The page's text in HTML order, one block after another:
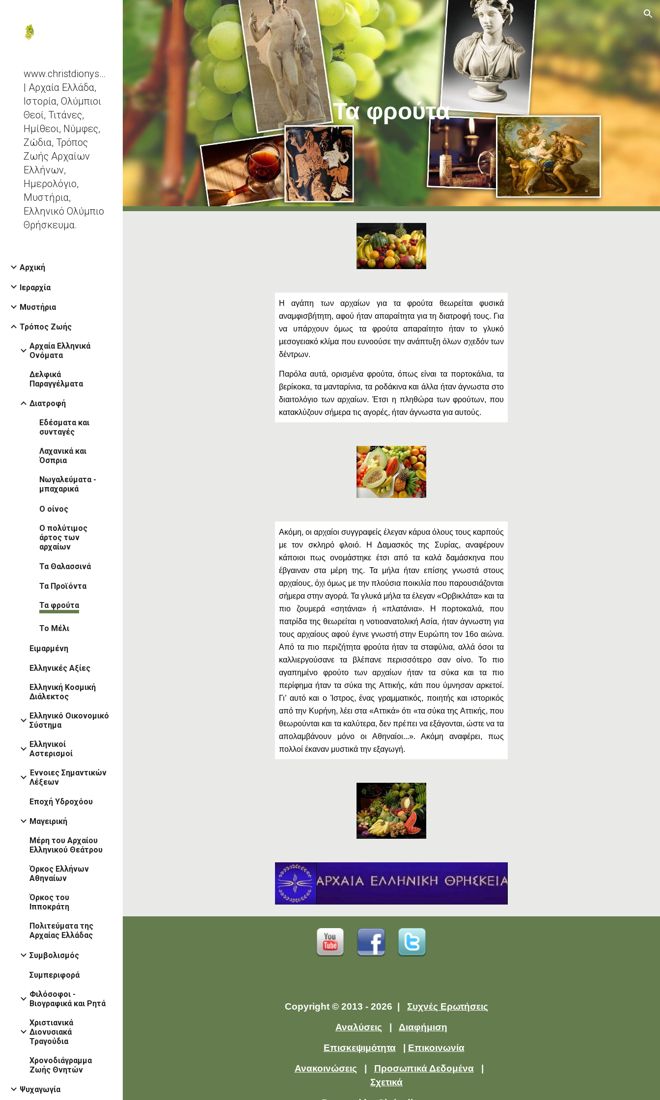
Skip to main content Skip to navigation
www.christdionysos.com
| Αρχαία Ελλάδα,
Ιστορία, Ολύμπιοι
Θεοί, Τιτάνες,
Ημίθεοι, Νύμφες,
Ζώδια, Τρόπος
Ζωής Αρχαίων
Ελλήνων,
Ημερολόγιο,
Μυστήρια,
Ελληνικό Ολύμπιο
Θρήσκευμα.
Αρχική
Ιεραρχία
Μυστήρια
Τρόπος Ζωής
Αρχαία Ελληνικά
Ονόματα
Δελφικά
Παραγγέλματα
Διατροφή
Εδέσματα και
συνταγές
Λαχανικά και
Όσπρια
Νωγαλεύματα -
μπαχαρικά
Ο οίνος
Ο πολύτιμος
άρτος των
αρχαίων
Τα Θαλασσινά
Τα Προϊόντα
Τα φρούτα
Το Μέλι
Ειμαρμένη
Ελληνικές Αξίες
Ελληνική Κοσμική
Διάλεκτος
Ελληνικό Οικονομικό
Σύστημα
Ελληνικοί
Αστερισμοί
Έννοιες Σημαντικών
Λέξεων
Εποχή Υδροχόου
Μαγειρική
Μέρη του Αρχαίου
Ελληνικού Θεάτρου
Όρκος Ελλήνων
Αθηναίων
Όρκος του
Ιπποκράτη
Πολιτεύματα της
Αρχαίας Ελλάδας
Συμβολισμός
Συμπεριφορά
Φιλόσοφοι -
Βιογραφικά και Ρητά
Χριστιανικά
Διονυσιακά
Τραγούδια
Χρονοδιάγραμμα
Ζωής Θνητών
Ψυχαγωγία
Τα φρούτα
Η αγάπη των αρχαίων για τα φρούτα θεωρείται φυσικά
αναμφισβήτητη, αφού ήταν απαραίτητα για τη διατροφή τους. Για
να υπάρχουν όμως τα φρούτα απαραίτητο ήταν το γλυκό
μεσογειακό κλίμα που ευνοούσε την ανάπτυξη όλων σχεδόν των
δέντρων.
Παρόλα αυτά, ορισμένα φρούτα, όπως είναι τα πορτοκάλια, τα
βερίκοκα, τα μανταρίνια, τα ροδάκινα και άλλα ήταν άγνωστα στο
διαιτολόγιο των αρχαίων. Έτσι η πληθώρα των φρούτων, που
κατακλύζουν σήμερα τις αγορές, ήταν άγνωστα για αυτούς.
Ακόμη, οι αρχαίοι συγγραφείς έλεγαν κάρυα όλους τους καρπούς
με τον σκληρό φλοιό. Η Δαμασκός της Συρίας, αναφέρουν
κάποιοι πως ονομάστηκε έτσι από τα καλά δαμάσκηνα που
έβγαιναν στα μέρη της. Τα μήλα ήταν επίσης γνωστά στους
αρχαίους, όχι όμως με την πλούσια ποικιλία που παρουσιάζονται
σήμερα στην αγορά. Τα γλυκά μήλα τα έλεγαν «Ορβικλάτα» και τα
πιο ζουμερά «σητάνια» ή «πλατάνια». Η πορτοκαλιά, που
πατρίδα της θεωρείται η νοτιοανατολική Ασία, ήταν άγνωστη για
τους αρχαίους αφού έγινε γνωστή στην Ευρώπη τον 16ο αιώνα.
Από τα πιο περιζήτητα φρούτα ήταν τα σταφύλια, αλλά όσοι τα
καλλιεργούσανε τα βλέπανε περισσότερο σαν οίνο. Το πιο
αγαπημένο φρούτο των αρχαίων ήταν τα σύκα και τα πιο
περίφημα ήταν τα σύκα της Αττικής, κάτι που ύμνησαν αρκετοί.
Γι’ αυτό και ο Ίστρος, ένας γραμματικός, ποιητής και ιστορικός
από την Κυρήνη, λέει στα «Αττικά» ότι «τα σύκα της Αττικής, που
θεωρούνται και τα καλύτερα, δεν πρέπει να εξάγονται, ώστε να τα
απολαμβάνουν μόνο οι Αθηναίοι...». Ακόμη αναφέρει, πως
πολλοί έκαναν μυστικά την εξαγωγή.
Copyright © 2013 - 2026 | Συχνές Ερωτήσεις
Αναλύσεις
Διαφήμιση
Επισκεψιμότητα| Επικοινωνία
Ανακοινώσεις
Προσωπικά Δεδομένα|
Σχετικά